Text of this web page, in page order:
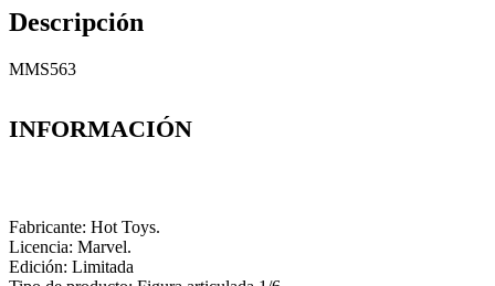
Descripción
MMS563
INFORMACIÓN
Fabricante: Hot Toys.
Licencia: Marvel.
Edición: Limitada